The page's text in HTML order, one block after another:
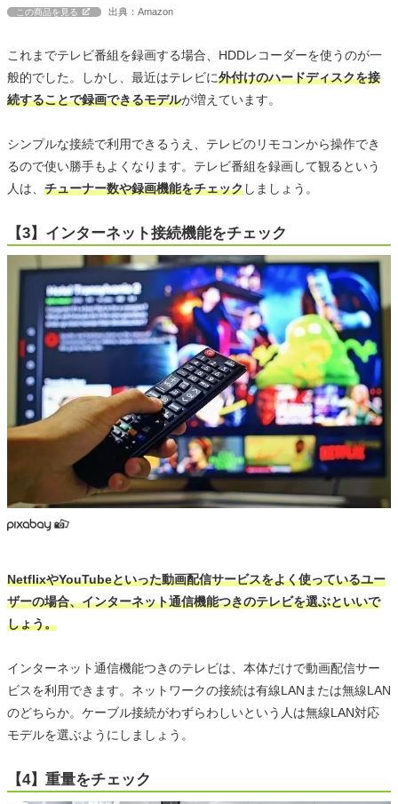
この商品を見る 出典：Amazon
これまでテレビ番組を録画する場合、HDDレコーダーを使うのが一
般的でした。しかし、最近はテレビに外付けのハードディスクを接
続することで録画できるモデルが増えています。
シンプルな接続で利用できるうえ、テレビのリモコンから操作でき
るので使い勝手もよくなります。テレビ番組を録画して観るという
人は、 チューナー数や録画機能をチェックしましょう。
【3】インターネット接続機能をチェック
NetflixやYouTubeといった動画配信サービスをよく使っているユー
ザーの場合、インターネット通信機能つきのテレビを選ぶといいで
しょう。
インターネット通信機能つきのテレビは、本体だけで動画配信サー
ビスを利用できます。ネットワークの接続は有線LANまたは無線LAN
のどちらか。ケーブル接続がわずらわしいという人は無線LAN対応
モデルを選ぶようにしましょう。
【4】重量をチェック